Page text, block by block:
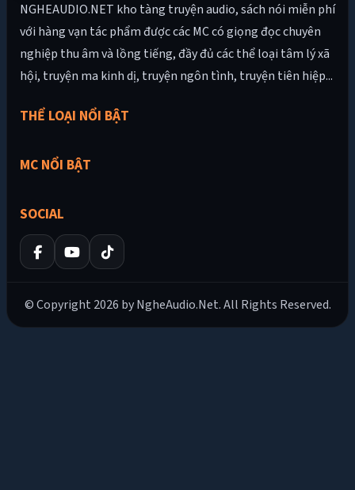
NGHEAUDIO.NET kho tàng truyện audio, sách nói miễn phí
với hàng vạn tác phẩm được các MC có giọng đọc chuyên
nghiệp thu âm và lồng tiếng, đầy đủ các thể loại tâm lý xã
hội, truyện ma kinh dị, truyện ngôn tình, truyện tiên hiệp...
THỂ LOẠI NỔI BẬT
MC NỔI BẬT
SOCIAL
© Copyright 2026 by NgheAudio.Net. All Rights Reserved.